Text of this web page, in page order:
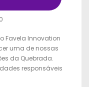
Favela Innovation
uma de nossas
da Quebrada.
responsáveis